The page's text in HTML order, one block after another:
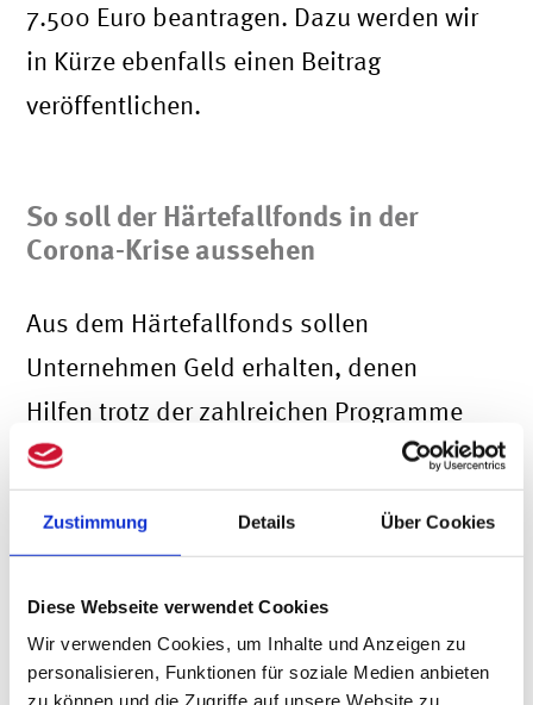
Zustimmung Details Über Cookies
Diese Webseite verwendet Cookies
Wir verwenden Cookies, um Inhalte und Anzeigen zu
personalisieren, Funktionen für soziale Medien anbieten
zu können und die Zugriffe auf unsere Website zu
7.500 Euro beantragen. Dazu werden wir
in Kürze ebenfalls einen Beitrag
veröffentlichen.
So soll der Härtefallfonds in der
Corona-Krise aussehen
Aus dem Härtefallfonds sollen
Unternehmen Geld erhalten, denen
Hilfen trotz der zahlreichen Programme
der Regierung laut Altmaier bislang nur
„unzulängliche und unzureichende”
bestehenden Hilfsprogrammen dazu
führen, dass die Auszahlungen stocken